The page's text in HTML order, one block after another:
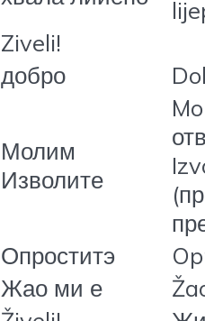
Ziveli!
добро
Молим
Изволите
Опроститэ
Жао ми е